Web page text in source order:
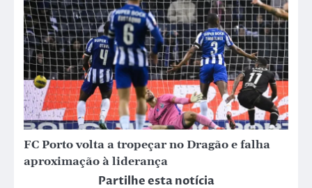
FC Porto volta a tropeçar no Dragão e falha
aproximação à liderança
Partilhe esta notícia